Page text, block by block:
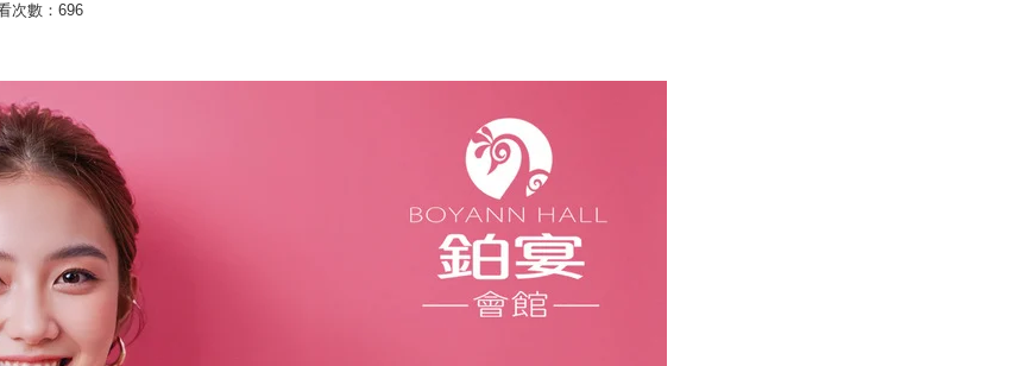
次數：696